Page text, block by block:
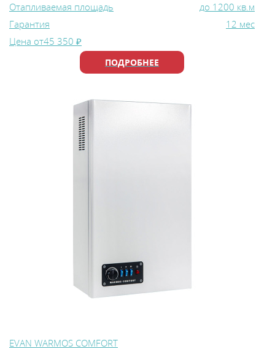
Отапливаемая площадь
до 1200 кв.м
Гарантия
12 мес
Цена от45 350 ₽
ПОДРОБНЕЕ
EVAN WARMOS COMFORT